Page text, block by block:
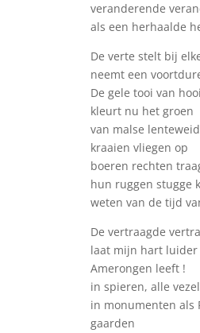
veranderende
als een herhaalde
De verte stelt bij
neemt een
De gele tooi van hooi
kleurt nu het groen
van malse
kraaien vliegen op
boeren rechten
hun ruggen stugge
weten van de tijd
De vertraagde
laat mijn hart luider
Amerongen leeft !
in spieren, alle
in monumenten als
gaarden